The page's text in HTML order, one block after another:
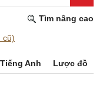
Tìm nâng cao
cũ)
Tiếng Anh Lược đồ